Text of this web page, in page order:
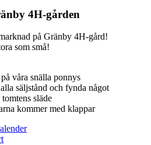
4H-gården
på Gränby 4H-gård!
som små!
våra snälla ponnys
säljstånd och fynda något
släde
kommer med klappar